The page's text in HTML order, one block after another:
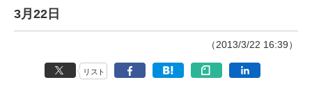
3月22日
（2013/3/22 16:39）
リスト